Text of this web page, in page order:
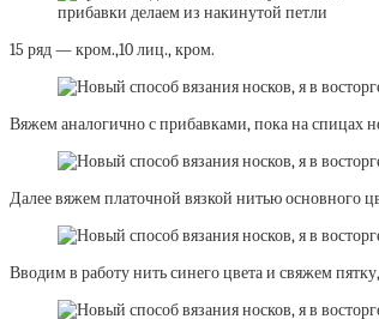
прибавки делаем из накинутой петли
15 ряд — кром.,10 лиц., кром.
Вяжем аналогично с прибавками, пока на спицах
Далее вяжем платочной вязкой нитью основного
Вводим в работу нить синего цвета и свяжем